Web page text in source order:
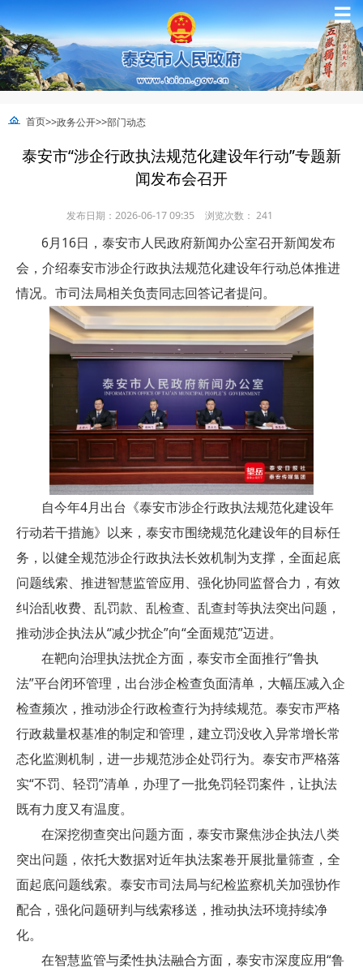
☰
首页>>政务公开>>部门动态
泰安市“涉企行政执法规范化建设年行动”专题新
闻发布会召开
发布日期：2026-06-17 09:35 浏览次数： 241
6月16日，泰安市人民政府新闻办公室召开新闻发布
会，介绍泰安市涉企行政执法规范化建设年行动总体推进
情况。市司法局相关负责同志回答记者提问。
自今年4月出台《泰安市涉企行政执法规范化建设年
行动若干措施》以来，泰安市围绕规范化建设年的目标任
务，以健全规范涉企行政执法长效机制为支撑，全面起底
问题线索、推进智慧监管应用、强化协同监督合力，有效
纠治乱收费、乱罚款、乱检查、乱查封等执法突出问题，
推动涉企执法从“减少扰企”向“全面规范”迈进。
在靶向治理执法扰企方面，泰安市全面推行“鲁执
法”平台闭环管理，出台涉企检查负面清单，大幅压减入企
检查频次，推动涉企行政检查行为持续规范。泰安市严格
行政裁量权基准的制定和管理，建立罚没收入异常增长常
态化监测机制，进一步规范涉企处罚行为。泰安市严格落
实“不罚、轻罚”清单，办理了一批免罚轻罚案件，让执法
既有力度又有温度。
在深挖彻查突出问题方面，泰安市聚焦涉企执法八类
突出问题，依托大数据对近年执法案卷开展批量筛查，全
面起底问题线索。泰安市司法局与纪检监察机关加强协作
配合，强化问题研判与线索移送，推动执法环境持续净
化。
在智慧监管与柔性执法融合方面，泰安市深度应用“鲁